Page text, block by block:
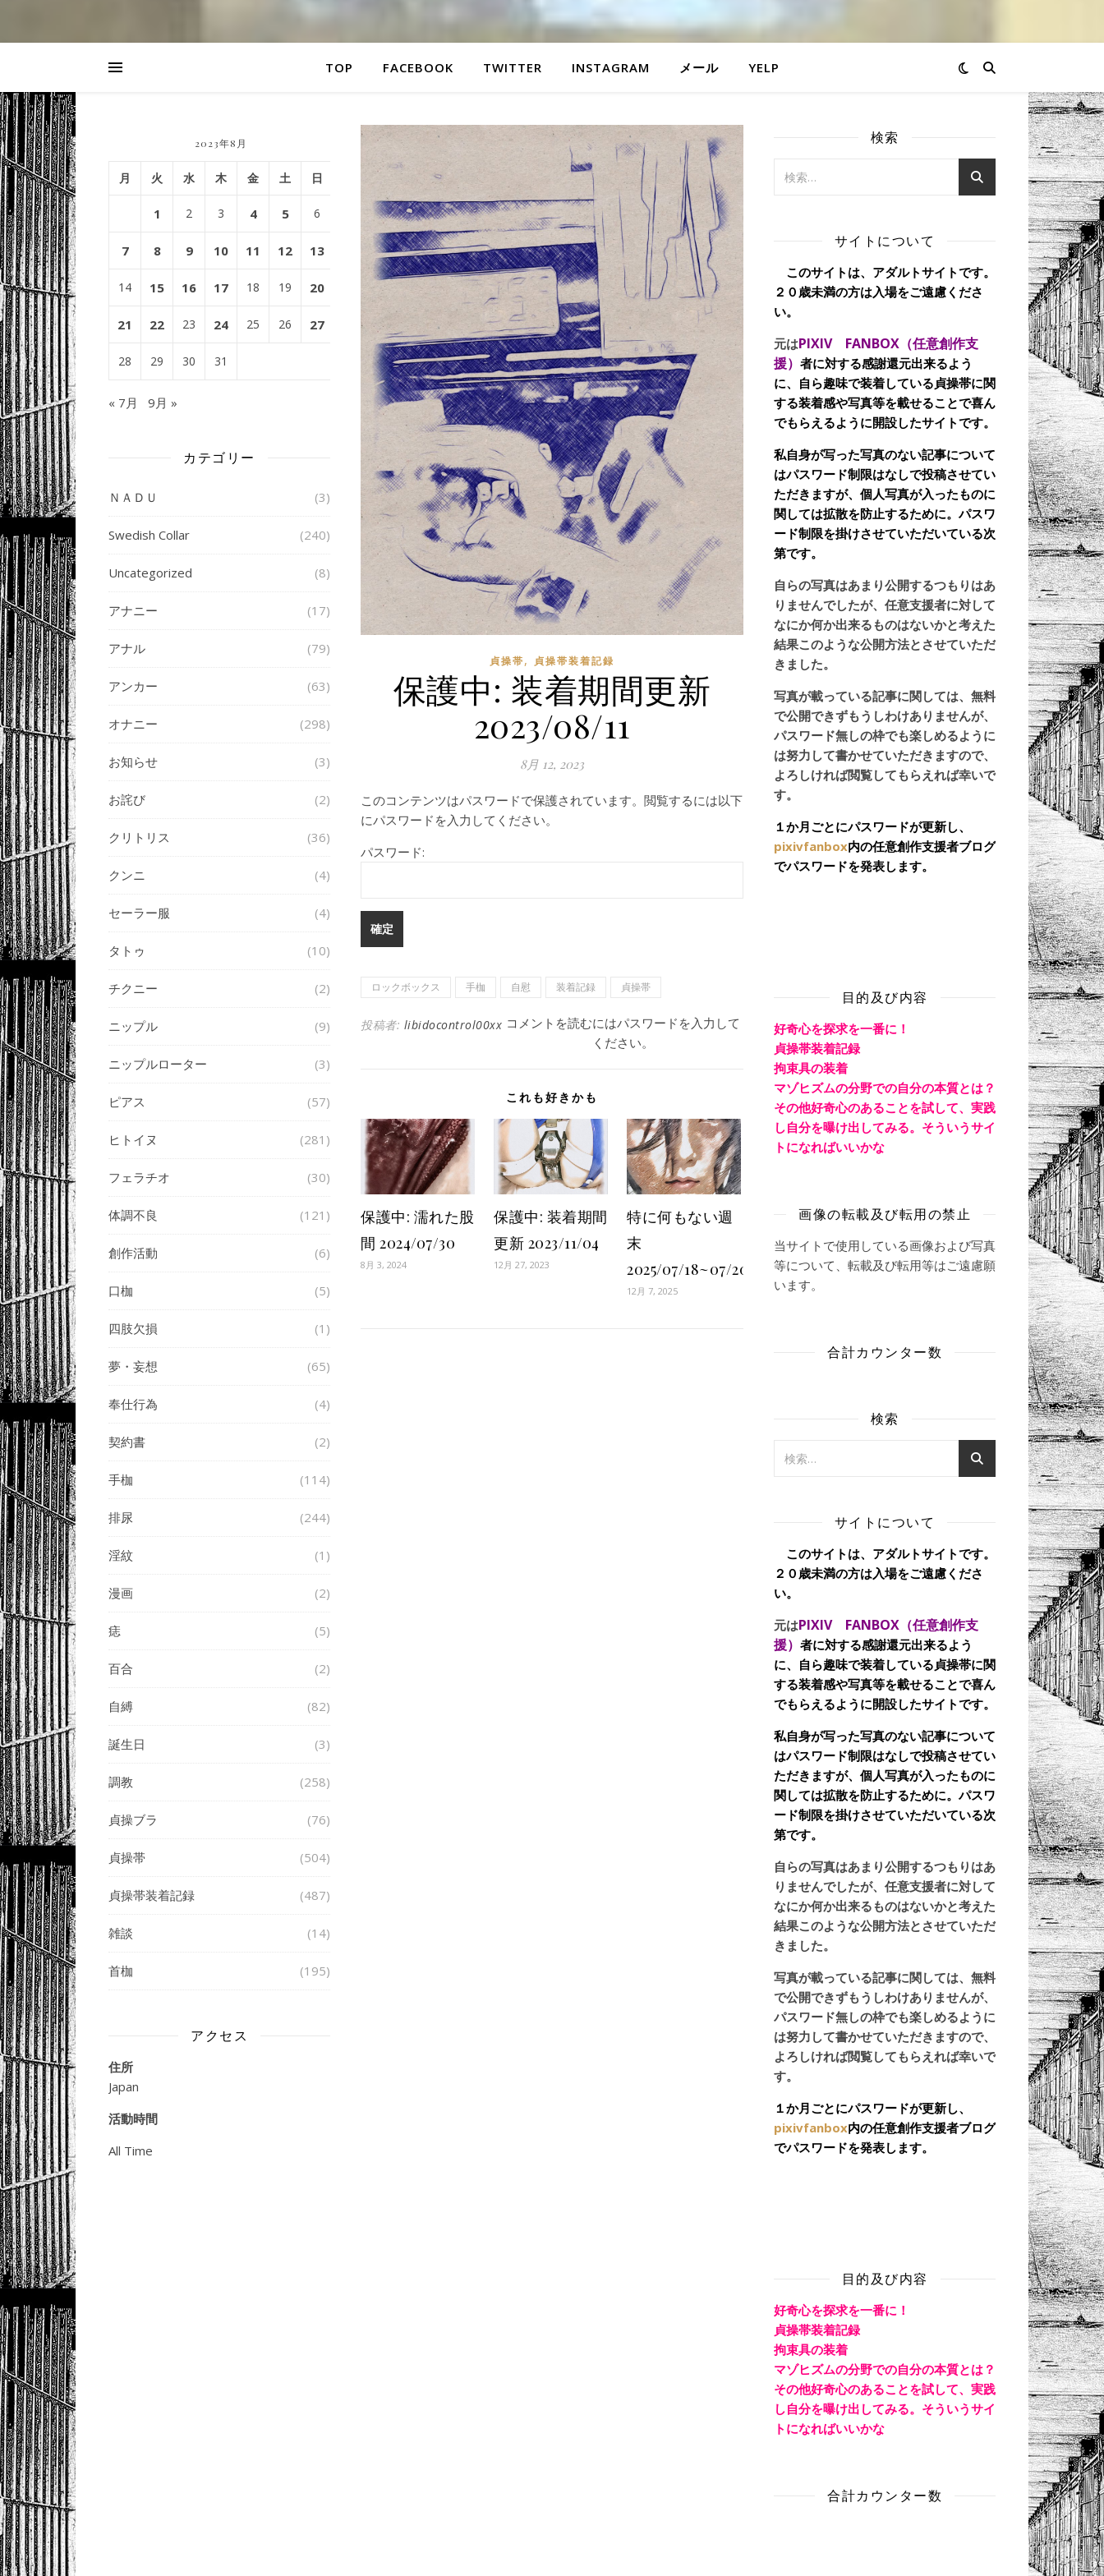
TOP FACEBOOK TWITTER INSTAGRAM メール YELP
2023年8月
月 火 水 木 金 土 日
1 2 3 4 5 6
7 8 9 10 11 12 13
14 15 16 17 18 19 20
21 22 23 24 25 26 27
28 29 30 31
« 7月 9月 »
カテゴリー
ＮＡＤＵ (3)
Swedish Collar (240)
Uncategorized (8)
アナニー (17)
アナル (79)
アンカー (63)
オナニー (298)
お知らせ (3)
お詫び (2)
クリトリス (36)
クンニ (4)
セーラー服 (4)
タトゥ (10)
チクニー (2)
ニップル (9)
ニップルローター (3)
ピアス (57)
ヒトイヌ (281)
フェラチオ (30)
体調不良 (121)
創作活動 (6)
口枷 (5)
四肢欠損 (1)
夢・妄想 (65)
奉仕行為 (4)
契約書 (2)
手枷 (114)
排尿 (244)
淫紋 (1)
漫画 (2)
痣 (5)
百合 (2)
自縛 (82)
誕生日 (3)
調教 (258)
貞操ブラ (76)
貞操帯 (504)
貞操帯装着記録 (487)
雑談 (14)
首枷 (195)
アクセス
住所
Japan
活動時間
All Time
貞操帯, 貞操帯装着記録
保護中: 装着期間更新
2023/08/11
8月 12, 2023
このコンテンツはパスワードで保護されています。閲覧するには以下
にパスワードを入力してください。
パスワード:
ロックボックス 手枷 自慰 装着記録 貞操帯
投稿者: libidocontrol00xx コメントを読むにはパスワードを入力して
ください。
これも好きかも
保護中: 濡れた股
間 2024/07/30
8月 3, 2024
保護中: 装着期間
更新 2023/11/04
12月 27, 2023
特に何もない週
末
2025/07/18~07/20
12月 7, 2025
検索
サイトについて
このサイトは、アダルトサイトです。
２０歳未満の方は入場をご遠慮くださ
い。
元はPIXIV FANBOX（任意創作支
援） 者に対する感謝還元出来るよう
に、自ら趣味で装着している貞操帯に関
する装着感や写真等を載せることで喜ん
でもらえるように開設したサイトです。
私自身が写った写真のない記事について
はパスワード制限はなしで投稿させてい
ただきますが、個人写真が入ったものに
関しては拡散を防止するために。パスワ
ード制限を掛けさせていただいている次
第です。
自らの写真はあまり公開するつもりはあ
りませんでしたが、任意支援者に対して
なにか何か出来るものはないかと考えた
結果このような公開方法とさせていただ
きました。
写真が載っている記事に関しては、無料
で公開できずもうしわけありませんが、
パスワード無しの枠でも楽しめるように
は努力して書かせていただきますので、
よろしければ閲覧してもらえれば幸いで
す。
１か月ごとにパスワードが更新し、
pixivfanbox内の任意創作支援者ブログ
でパスワードを発表します。
目的及び内容
好奇心を探求を一番に！
貞操帯装着記録
拘束具の装着
マゾヒズムの分野での自分の本質とは？
その他好奇心のあることを試して、実践
し自分を曝け出してみる。そういうサイ
トになればいいかな
画像の転載及び転用の禁止
当サイトで使用している画像および写真
等について、転載及び転用等はご遠慮願
います。
合計カウンター数
検索
サイトについて
このサイトは、アダルトサイトです。
２０歳未満の方は入場をご遠慮くださ
い。
元はPIXIV FANBOX（任意創作支
援） 者に対する感謝還元出来るよう
に、自ら趣味で装着している貞操帯に関
する装着感や写真等を載せることで喜ん
でもらえるように開設したサイトです。
私自身が写った写真のない記事について
はパスワード制限はなしで投稿させてい
ただきますが、個人写真が入ったものに
関しては拡散を防止するために。パスワ
ード制限を掛けさせていただいている次
第です。
自らの写真はあまり公開するつもりはあ
りませんでしたが、任意支援者に対して
なにか何か出来るものはないかと考えた
結果このような公開方法とさせていただ
きました。
写真が載っている記事に関しては、無料
で公開できずもうしわけありませんが、
パスワード無しの枠でも楽しめるように
は努力して書かせていただきますので、
よろしければ閲覧してもらえれば幸いで
す。
１か月ごとにパスワードが更新し、
pixivfanbox内の任意創作支援者ブログ
でパスワードを発表します。
目的及び内容
好奇心を探求を一番に！
貞操帯装着記録
拘束具の装着
マゾヒズムの分野での自分の本質とは？
その他好奇心のあることを試して、実践
し自分を曝け出してみる。そういうサイ
トになればいいかな
合計カウンター数